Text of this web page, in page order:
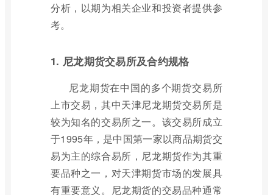
分析，以期为相关企业和投资者提供参
考。
1. 尼龙期货交易所及合约规格
尼龙期货在中国的多个期货交易所
上市交易，其中天津尼龙期货交易所是
较为知名的交易所之一。该交易所成立
于1995年，是中国第一家以商品期货交
易为主的综合易所，尼龙期货作为其重
要品种之一，对天津期货市场的发展具
有重要意义。尼龙期货的交易品种通常